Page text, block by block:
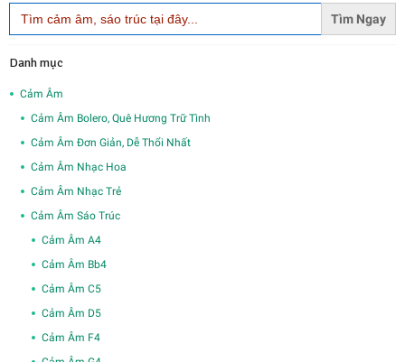
Search
for:
Danh mục
Cảm Âm
Cảm Âm Bolero, Quê Hương Trữ Tình
Cảm Âm Đơn Giản, Dễ Thổi Nhất
Cảm Âm Nhạc Hoa
Cảm Âm Nhạc Trẻ
Cảm Âm Sáo Trúc
Cảm Âm A4
Cảm Âm Bb4
Cảm Âm C5
Cảm Âm D5
Cảm Âm F4